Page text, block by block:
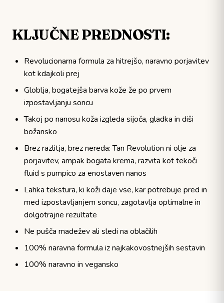
KLJUČNE PREDNOSTI:
Revolucionarna formula za hitrejšo, naravno porjavitev
kot kdajkoli prej
Globlja, bogatejša barva kože že po prvem
izpostavljanju soncu
Takoj po nanosu koža izgleda sijoča, gladka in diši
božansko
Brez razlitja, brez nereda: Tan Revolution ni olje za
porjavitev, ampak bogata krema, razvita kot tekoči
fluid s pumpico za enostaven nanos
Lahka tekstura, ki koži daje vse, kar potrebuje pred in
med izpostavljanjem soncu, zagotavlja optimalne in
dolgotrajne rezultate
Ne pušča madežev ali sledi na oblačilih
100% naravna formula iz najkakovostnejših sestavin
100% naravno in vegansko